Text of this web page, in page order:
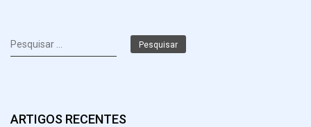
Pesquisar
por:
ARTIGOS RECENTES